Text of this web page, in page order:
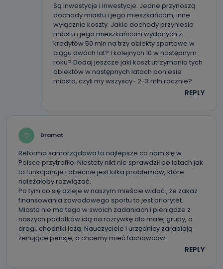
Do kiedy Państwa dane osobowe będą
przechowywane?
Do czasu wycofania zgody lub, jeśli dane będą
przetwarzane na podstawie prawnie uzasadnionego celu
administratora – do momentu wniesienia sprzeciwu.
Jakie dane osobowe przetwarzamy?
kontaktowy, adres korespondencyjny. Odbiorcą Pastwa
danych osobowych są pracownicy i współpracownicy
oraz partnerzy wspomagający administratora w jego
Jak skontaktować się z inspektorem
danych osobowych?
Można to zrobić pod numerem telefonu 62 735-51-05 lub
e-mailowo pod adresem: poczta@tvproart.pl
Są inwestycje i inwestycje. Jedne przynoszą
dochody miastu i jego mieszkańcom, inne
wyłącznie koszty. Jakie dochody przyniesie
miastu i jego mieszkańcom wydanych z
kredytów 50 mln na trzy obiekty sportowe w
ciągu dwóch lat? I kolejnych 10 w następnym
roku? Dodaj jeszcze jaki koszt utrzymania tych
obiektów w następnych latach poniesie
miasto, czyli my wszyscy- 2-3 mln rocznie?
REPLY
D Dramat
Reforma samorządowa to najlepsze co nam się w
Polsce przytrafiło. Niestety nikt nie sprawdził po latach jak
to funkcjonuje i obecnie jest kilka problemów, które
należałoby rozwiązać.
Po tym co się dzieje w naszym mieście widać , że zakaz
finansowania zawodowego sportu to jest priorytet.
Miasto nie ma tego w swoich zadaniach i pieniądze z
naszych podatków idą na rozrywkę dla małej grupy, a
drogi, chodniki leżą. Nauczyciele i urzędnicy zarabiają
żenujące pensje, a chcemy mieć fachowców.
REPLY